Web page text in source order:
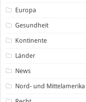
Europa
Gesundheit
Kontinente
Länder
News
Nord- und Mittelamerika